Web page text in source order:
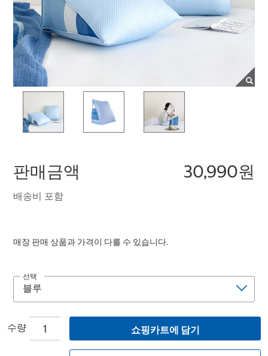
판매금액 30,990원
배송비 포함
매장 판매 상품과 가격이 다를 수 있습니다.
선택
수량 쇼핑카트에 담기